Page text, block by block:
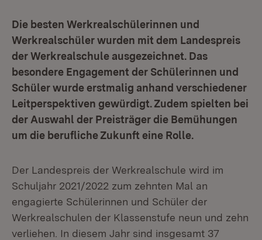
Die besten Werkrealschülerinnen und
Werkrealschüler wurden mit dem Landespreis
der Werkrealschule ausgezeichnet. Das
besondere Engagement der Schülerinnen und
Schüler wurde erstmalig anhand verschiedener
Leitperspektiven gewürdigt. Zudem spielten bei
der Auswahl der Preisträger die Bemühungen
um die berufliche Zukunft eine Rolle.
Der Landespreis der Werkrealschule wird im
Schuljahr 2021/2022 zum zehnten Mal an
engagierte Schülerinnen und Schüler der
Werkrealschulen der Klassenstufe neun und zehn
verliehen. In diesem Jahr sind insgesamt 37